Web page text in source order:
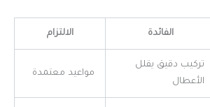
الفائدة الالتزام
تركيب دقيق يقلل
الأعطال
مواعيد معتمدة